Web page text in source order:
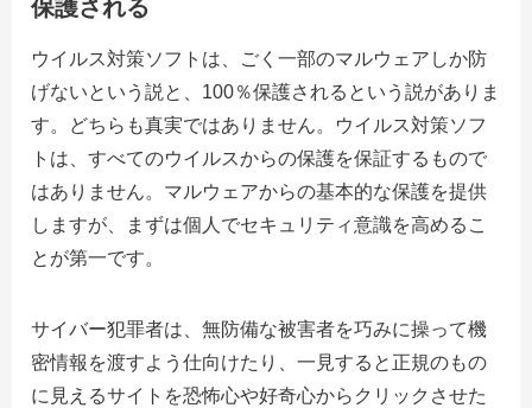
保護される
ウイルス対策ソフトは、ごく一部のマルウェアしか防
げないという説と、100％保護されるという説がありま
す。どちらも真実ではありません。ウイルス対策ソフ
トは、すべてのウイルスからの保護を保証するもので
はありません。マルウェアからの基本的な保護を提供
しますが、まずは個人でセキュリティ意識を高めるこ
とが第一です。
サイバー犯罪者は、無防備な被害者を巧みに操って機
密情報を渡すよう仕向けたり、一見すると正規のもの
に見えるサイトを恐怖心や好奇心からクリックさせた